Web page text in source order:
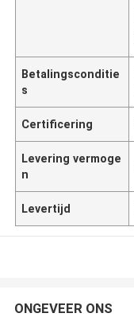
Betalingsconditie
s
Certificering
Levering vermoge
n
Levertijd
ONGEVEER ONS